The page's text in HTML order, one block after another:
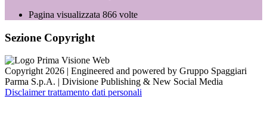
Pagina visualizzata 866 volte
Sezione Copyright
Copyright 2026 | Engineered and powered by Gruppo Spaggiari
Parma S.p.A. | Divisione Publishing & New Social Media
Disclaimer trattamento dati personali